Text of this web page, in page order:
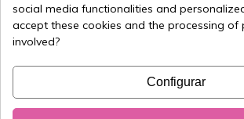
All prices are mentioned tax included and
social media functionalities and
accept these cookies and the processing of
involved?
Configurar